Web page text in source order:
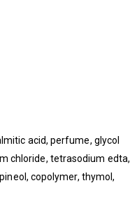
acid, perfume, glycol
chloride, tetrasodium edta,
copolymer, thymol,